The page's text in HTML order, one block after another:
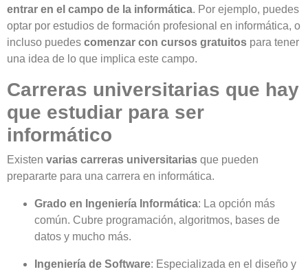
entrar en el campo de la informática. Por ejemplo, puedes
optar por estudios de formación profesional en informática, o
incluso puedes comenzar con cursos gratuitos para tener
una idea de lo que implica este campo.
Carreras universitarias que hay
que estudiar para ser
informático
Existen varias carreras universitarias que pueden
prepararte para una carrera en informática.
Grado en Ingeniería Informática: La opción más
común. Cubre programación, algoritmos, bases de
datos y mucho más.
Ingeniería de Software: Especializada en el diseño y